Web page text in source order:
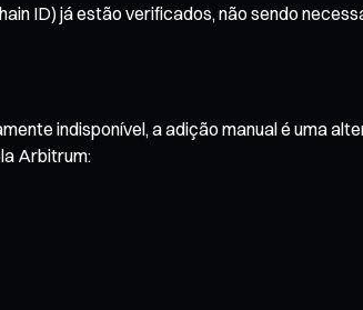
ID) já estão verificados, não sendo
indisponível, a adição manual é uma
Arbitrum: